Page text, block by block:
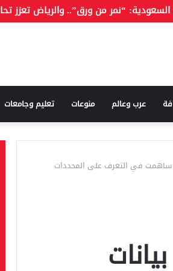
عرب وعالم منوعات تعليم وجامعات
ساهمت في التعرف على المحددات